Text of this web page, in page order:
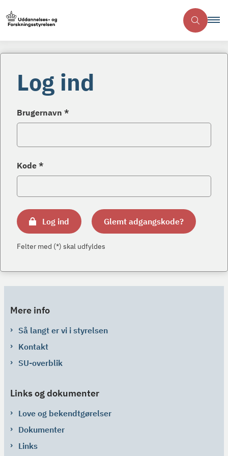
Log ind
Brugernavn *
Kode *
Log ind Glemt adgangskode?
Felter med (*) skal udfyldes
Mere info
Så langt er vi i styrelsen
Kontakt
SU-overblik
Links og dokumenter
Love og bekendtgørelser
Dokumenter
Links